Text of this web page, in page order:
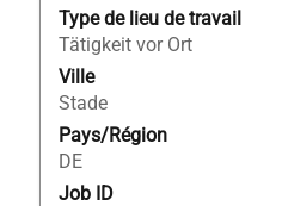
Type de lieu de travail
Tätigkeit vor Ort
Ville
Stade
Pays/Région
DE
Job ID
afficher
tout
le
contenu
des
informations
d’emploi.